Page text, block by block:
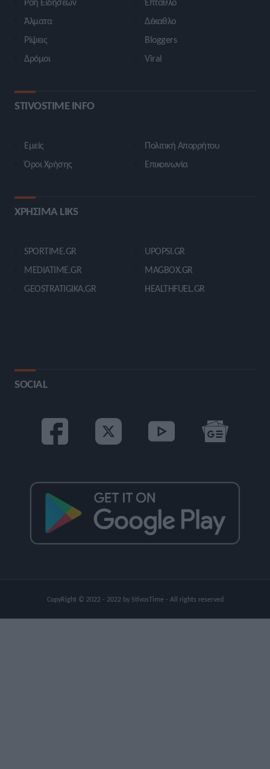
Ροή Ειδήσεων
Άλματα
Ρίψεις
Δρόμοι
Έπταθλο
Δέκαθλο
Bloggers
Viral
STIVOSTIME INFO
Εμείς
Όροι Χρήσης
Πολιτική Απορρήτου
Επικοινωνία
ΧΡΗΣΙΜΑ LIKS
SPORTIME.GR
MEDIATIME.GR
GEOSTRATIGIKA.GR
UPOPSI.GR
MAGBOX.GR
HEALTHFUEL.GR
SOCIAL
CopyRight © 2022 - 2022 by StivosTime - All rights reserved